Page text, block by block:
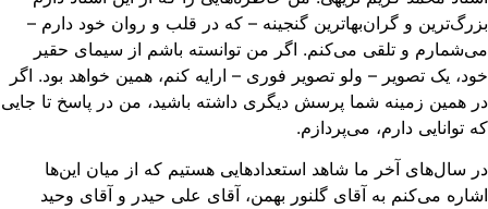
و گران‌بهاترین گنجینه – که در قلب و روان خود دارم –
و تلقی می‌کنم. اگر من توانسته باشم از سیمای حقیر
یک تصویر – ولو تصویر فوری – ارایه کنم، همین خواهد بود. اگر
همین زمینه شما پرسش دیگری داشته باشید،‌ من در پاسخ تا جایی
توانایی دارم، می‌پردازم.
سال‌های آخر ما شاهد استعدادهایی هستیم که از میان این‌ها
می‌کنم به آقای گلنور بهمن، آقای علی حیدر و آقای وحید